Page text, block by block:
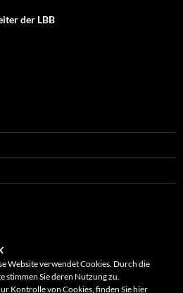
der LBB
Website verwendet Cookies. Durch die
stimmen Sie deren Nutzung zu.
Kontrolle von Cookies, finden Sie hier